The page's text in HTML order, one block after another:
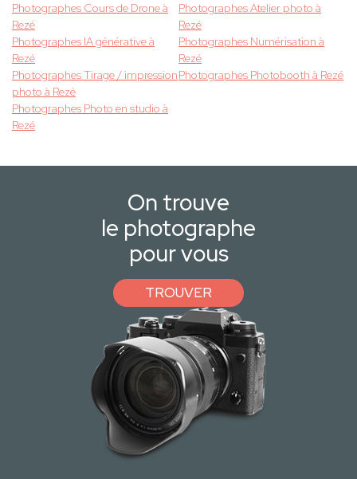
Photographes Cours de Drone à
Rezé
Photographes Atelier photo à
Rezé
Photographes IA générative à
Rezé
Photographes Numérisation à
Rezé
Photographes Tirage / impression
photo à Rezé
Photographes Photobooth à Rezé
Photographes Photo en studio à
Rezé
On trouve
le photographe
pour vous
TROUVER